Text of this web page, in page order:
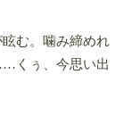
む。噛み締めれ
くぅ、今思い出